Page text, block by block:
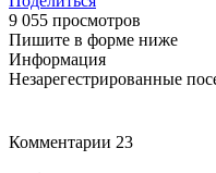
9 055 просмотров
Пишите в форме ниже
Информация
Незарегестрированные
Комментарии 23